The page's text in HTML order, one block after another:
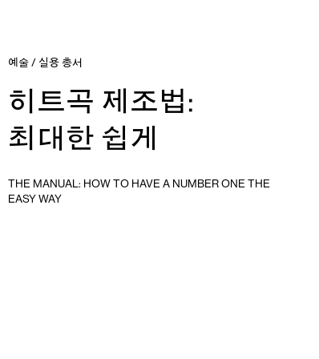
예술 / 실용 총서
히트곡 제조법:
최대한 쉽게
THE MANUAL: HOW TO HAVE A NUMBER ONE THE
EASY WAY